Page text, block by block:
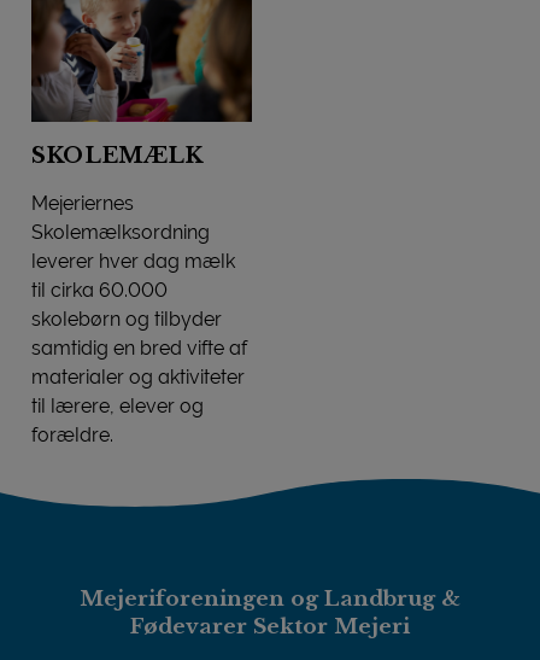
SKOLEMÆLK
Mejeriernes
Skolemælksordning
leverer hver dag mælk
til cirka 60.000
skolebørn og tilbyder
samtidig en bred vifte af
materialer og aktiviteter
til lærere, elever og
forældre.
Mejeriforeningen og Landbrug &
Fødevarer Sektor Mejeri